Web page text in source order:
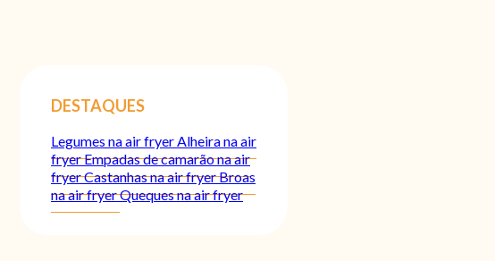
DESTAQUES
Legumes na air fryerAlheira na air
fryerEmpadas de camarão na air
fryerCastanhas na air fryerBroas
na air fryerQueques na air fryer